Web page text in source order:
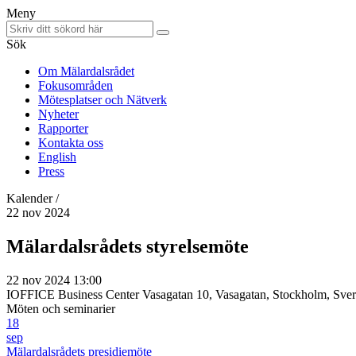
Meny
Sök
Om Mälardalsrådet
Fokusområden
Mötesplatser och Nätverk
Nyheter
Rapporter
Kontakta oss
English
Press
Kalender /
22 nov 2024
Mälardalsrådets styrelsemöte
22 nov 2024 13:00
IOFFICE Business Center Vasagatan 10, Vasagatan, Stockholm,
Möten och seminarier
18
sep
Mälardalsrådets presidiemöte